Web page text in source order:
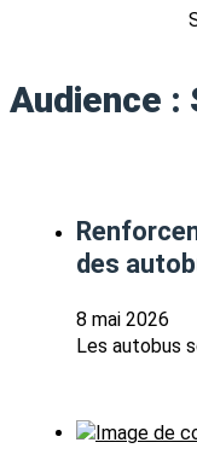
Audience :
des
8 mai 2026
Les autobus